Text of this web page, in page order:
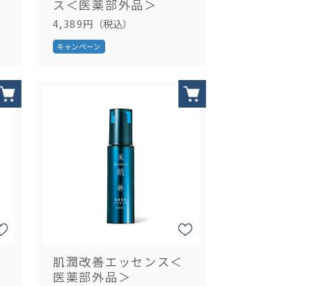
ス＜医薬部外品＞
4,389円 （税込）
肌潤改善エッセンス＜
医薬部外品＞